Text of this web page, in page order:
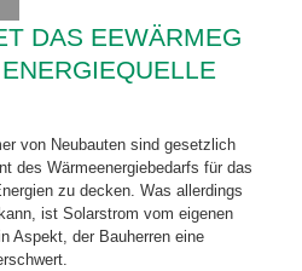
DAS EEWÄRMEG
von Neubauten sind gesetzlich
des Wärmeenergiebedarfs für das
zu decken. Was allerdings
ist Solarstrom vom eigenen
Aspekt, der Bauherren eine